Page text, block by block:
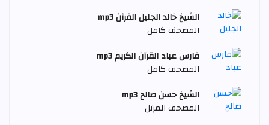
الشيخ خالد الجليل القرآن mp3
المصحف كامل
فارس عباد القرآن الكريم mp3
المصحف كامل
الشيخ حسن صالح mp3
المصحف المرتل